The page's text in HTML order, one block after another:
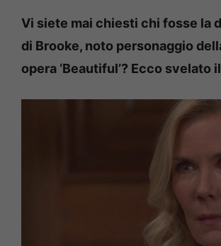
Vi siete mai chiesti chi fosse la
di Brooke, noto personaggio
opera ‘Beautiful’? Ecco svelato